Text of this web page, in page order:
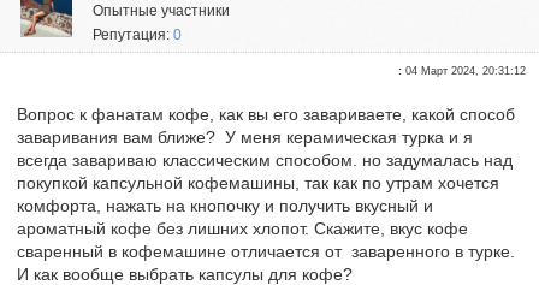
Опытные участники
Репутация:0
:04 Март 2024, 20:31:12
Вопрос к фанатам кофе, как вы его завариваете, какой способ
заваривания вам ближе? У меня керамическая турка и я
всегда завариваю классическим способом. но задумалась над
покупкой капсульной кофемашины, так как по утрам хочется
комфорта, нажать на кнопочку и получить вкусный и
ароматный кофе без лишних хлопот. Скажите, вкус кофе
сваренный в кофемашине отличается от заваренного в турке.
И как вообще выбрать капсулы для кофе?